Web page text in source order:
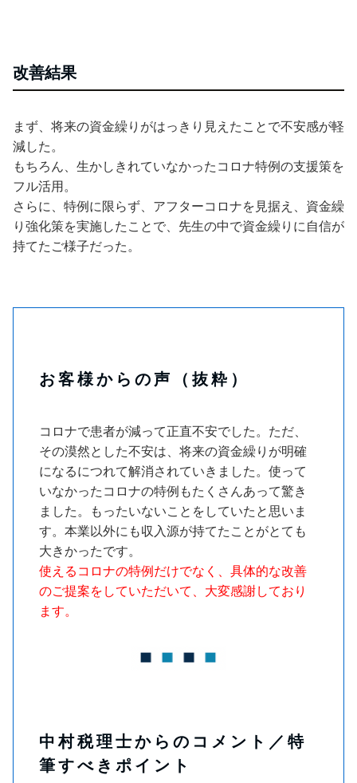
改善結果
まず、将来の資金繰りがはっきり見えたことで不安感が軽
減した。
もちろん、生かしきれていなかったコロナ特例の支援策を
フル活用。
さらに、特例に限らず、アフターコロナを見据え、資金繰
り強化策を実施したことで、先生の中で資金繰りに自信が
持てたご様子だった。
お客様からの声（抜粋）
コロナで患者が減って正直不安でした。ただ、
その漠然とした不安は、将来の資金繰りが明確
になるにつれて解消されていきました。使って
いなかったコロナの特例もたくさんあって驚き
ました。もったいないことをしていたと思いま
す。本業以外にも収入源が持てたことがとても
大きかったです。
使えるコロナの特例だけでなく、具体的な改善
のご提案をしていただいて、大変感謝しており
ます。
中村税理士からのコメント／特
筆すべきポイント